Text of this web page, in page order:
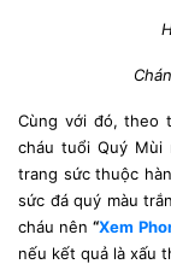
Cùng với đó, theo
cháu tuổi Quý Mùi
trang sức thuộc
sức đá quý màu
cháu nên“Xem
nếu kết quả là xấu